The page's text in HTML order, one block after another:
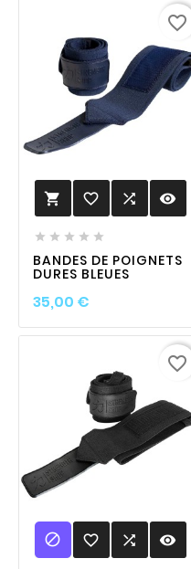
 favorite_border  visibility
    
BANDES DE POIGNETS
DURES BLEUES
35,00 €Prix
favorite_border
 favorite_border  visibility
favorite_border